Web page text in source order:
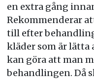
en extra gång
Rekommenderar
till efter
kläder som är lätta
kan göra att man
behandlingen. Då